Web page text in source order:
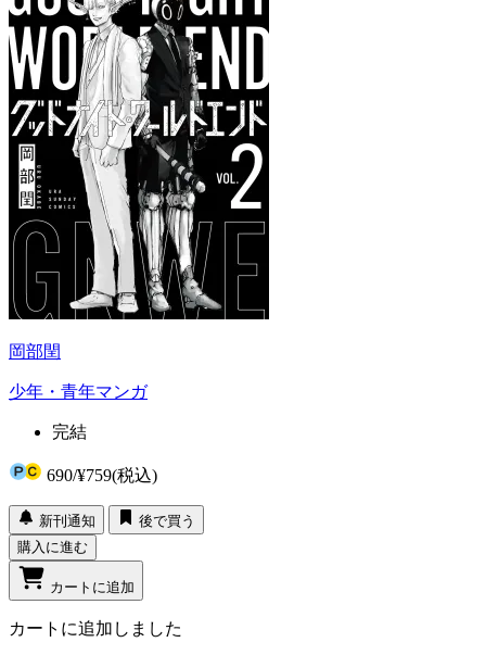
岡部閏
少年・青年マンガ
完結
690/¥759(税込)
新刊通知
後で買う
購入に進む
カートに追加
カートに追加しました